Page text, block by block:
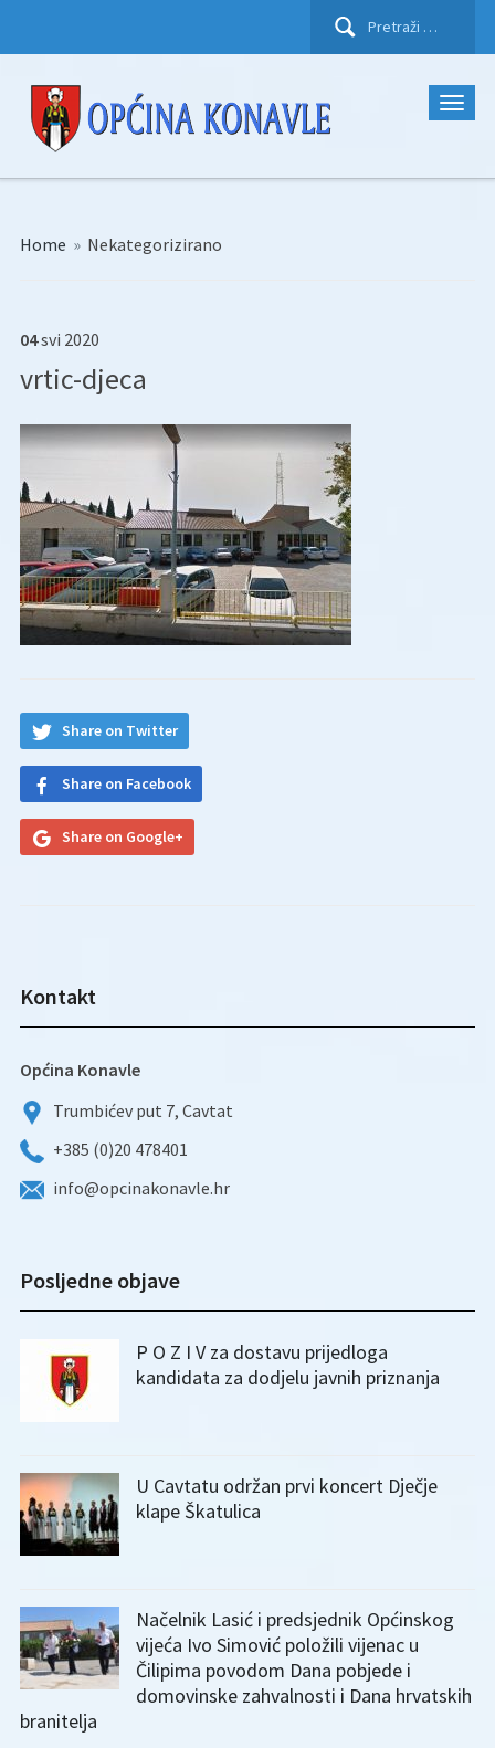
Pretraži:
Home » Nekategorizirano
04svi 2020
vrtic-djeca
Share on Twitter
Share on Facebook
Share on Google+
Kontakt
Općina Konavle
Trumbićev put 7, Cavtat
+385 (0)20 478401
info@opcinakonavle.hr
Posljedne objave
P O Z I V za dostavu prijedloga
kandidata za dodjelu javnih priznanja
U Cavtatu održan prvi koncert Dječje
klape Škatulica
Načelnik Lasić i predsjednik Općinskog
vijeća Ivo Simović položili vijenac u
Čilipima povodom Dana pobjede i
domovinske zahvalnosti i Dana hrvatskih
branitelja